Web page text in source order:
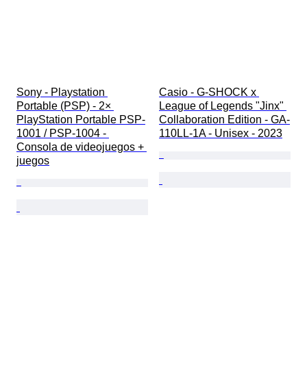
Sony - Playstation
Portable (PSP) - 2×
PlayStation Portable PSP-
1001 / PSP-1004 -
Consola de videojuegos +
juegos
Casio - G-SHOCK x
League of Legends "Jinx"
Collaboration Edition - GA-
110LL-1A - Unisex - 2023